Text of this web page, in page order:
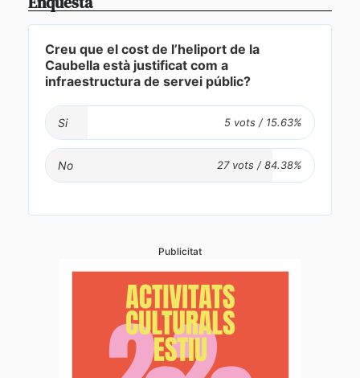
Creu que el cost de l’heliport de la
Caubella està justificat com a
infraestructura de servei públic?
Si
No
Publicitat